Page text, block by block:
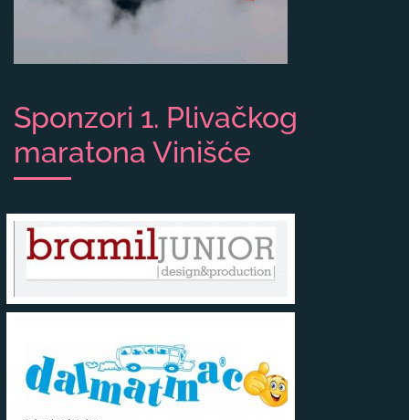
Sponzori 1. Plivačkog
maratona Vinišće